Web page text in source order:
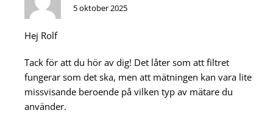
5 oktober 2025
Hej Rolf
Tack för att du hör av dig! Det låter som att filtret
fungerar som det ska, men att mätningen kan vara lite
missvisande beroende på vilken typ av mätare du
använder.